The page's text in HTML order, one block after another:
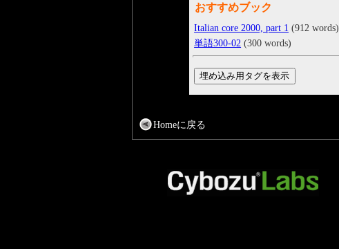
おすすめブック
Italian core 2000, part 1 (912 words)
単語300-02 (300 words)
Homeに戻る